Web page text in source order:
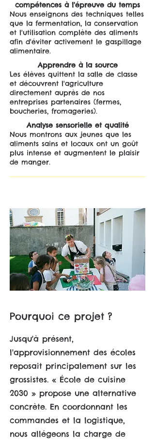
compétences à l'épreuve du temps
Nous enseignons des techniques telles
que la fermentation, la conservation
et l'utilisation complète des aliments
afin d'éviter activement le gaspillage
alimentaire.
Apprendre à la source
Les élèves quittent la salle de classe
et découvrent l'agriculture
directement auprès de nos
entreprises partenaires (fermes,
boucheries, fromageries).
Analyse sensorielle et qualité
Nous montrons aux jeunes que les
aliments sains et locaux ont un goût
plus intense et augmentent le plaisir
de manger.
Pourquoi ce projet ?
Jusqu'à présent,
l'approvisionnement des écoles
reposait principalement sur les
grossistes. « École de cuisine
2030 » propose une alternative
concrète. En coordonnant les
commandes et la logistique,
nous allégeons la charge de